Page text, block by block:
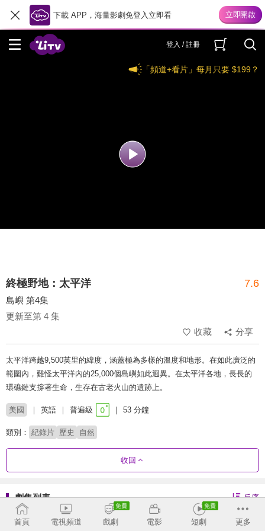
下載 APP，海量影劇免登入立即看
登入 / 註冊
「頻道+看片」每月只要 $199？
終極野地：太平洋 7.6
島嶼 第4集
更新至第 4 集
收藏
分享
太平洋跨越9,500英里的緯度，涵蓋極為多樣的溫度和地形。在如此廣泛的
範圍內，難怪太平洋內的25,000個島嶼如此迥異。在太平洋各地，長長的
環礁鏈支撐著生命，生存在古老火山的遺跡上。
美國 英語 普遍級 53 分鐘
類別： 紀錄片 歷史 自然
收回
劇集列表 反序
首頁 電視頻道 戲劇 電影 短劇 更多